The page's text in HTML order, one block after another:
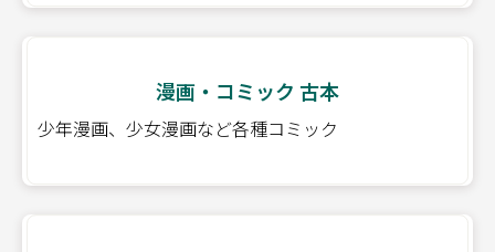
漫画・コミック 古本
少年漫画、少女漫画など各種コミック